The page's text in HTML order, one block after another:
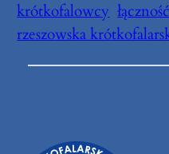
krótkofalowcy
rzeszowska